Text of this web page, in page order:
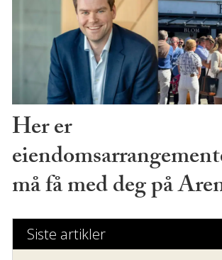
Her er
må få med deg på
Siste artikler